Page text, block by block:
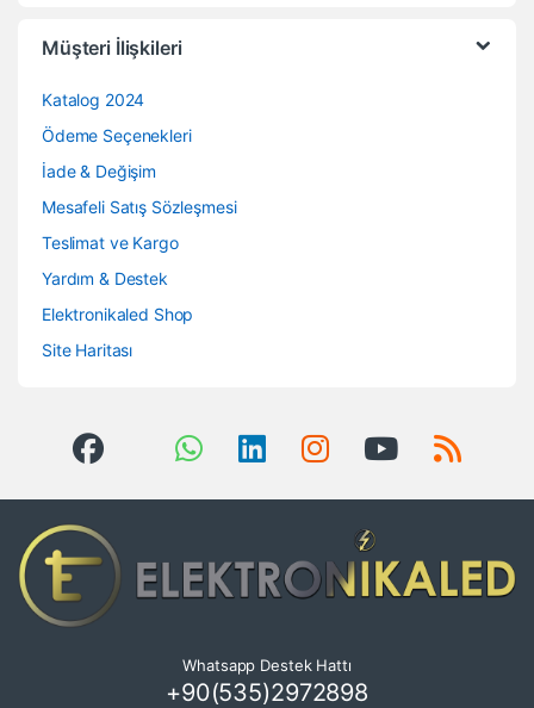
Müşteri İlişkileri
Katalog 2024
Ödeme Seçenekleri
İade & Değişim
Mesafeli Satış Sözleşmesi
Teslimat ve Kargo
Yardım & Destek
Elektronikaled Shop
Site Haritası
Whatsapp Destek Hattı
+90(535)2972898